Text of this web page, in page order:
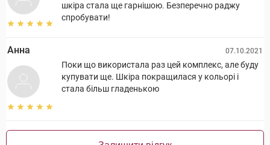
шкіра стала ще гарнішою. Безперечно раджу
спробувати!
Анна 07.10.2021
Поки що використала раз цей комплекс, але буду
купувати ще. Шкіра покращилася у кольорі і
стала більш гладенькою